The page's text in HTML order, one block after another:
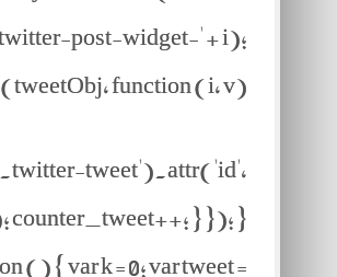
post-widget-' + i);
function (i, v) {
tweet').attr('id',
counter_tweet++; } }); }
{ var k = 0; var tweet =